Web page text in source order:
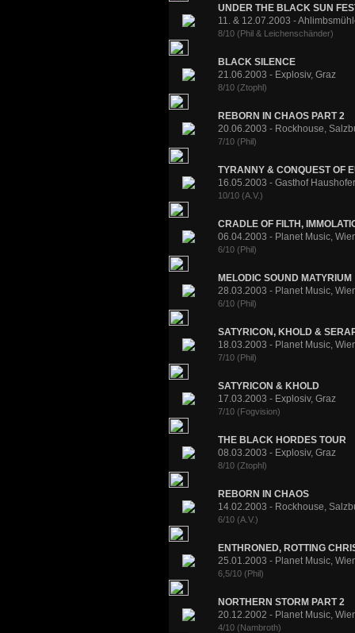
UNDER THE BLACK SUN
11. & 12.07.2003 -
8/10 (Phil & Leichenschänder)
BLACK SILENCE
21.06.2003 - Explosiv, Graz
8/10 (Ztophl)
REBORN IN CHAOS PART 2
20.06.2003 - Rockhouse,
7/10 (Phil)
TYRANNY & CONQUEST OF
16.05.2003 - Gasthof
10/10 (A.V.)
CRADLE OF FILTH,
06.04.2003 - Planet Music,
6/10 (Phil)
MELODIC SOUND MATYRIUM
28.03.2003 - Planet Music,
6/10 (Phil)
SATYRICON, KHOLD &
18.03.2003 - Planet Music,
7/10 (Phil)
SATYRICON & KHOLD
17.03.2003 - Explosiv, Graz
7/10 (Fogvision)
THE BLACK HORDES TOUR
08.03.2003 - Explosiv, Graz
8/10 (Ztophl)
REBORN IN CHAOS
14.02.2003 - Rockhouse,
6/10 (A.V.)
ENTHRONED, ROTTING
25.01.2003 - Planet Music,
6,5/10 (Phil)
NORTHERN STORM PART 2
20.12.2002 - Planet Music,
4/10 (Nambroth)